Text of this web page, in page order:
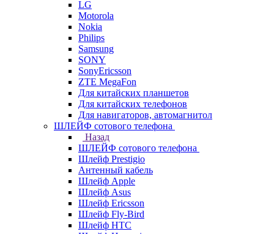
LG
Motorola
Nokia
Philips
Samsung
SONY
SonyEricsson
ZTE MegaFon
Для китайских планшетов
Для китайских телефонов
Для навигаторов, автомагнитол
ШЛЕЙФ сотового телефона
Назад
ШЛЕЙФ сотового телефона
Шлейф Prestigio
Антенный кабель
Шлейф Apple
Шлейф Asus
Шлейф Ericsson
Шлейф Fly-Bird
Шлейф HTC